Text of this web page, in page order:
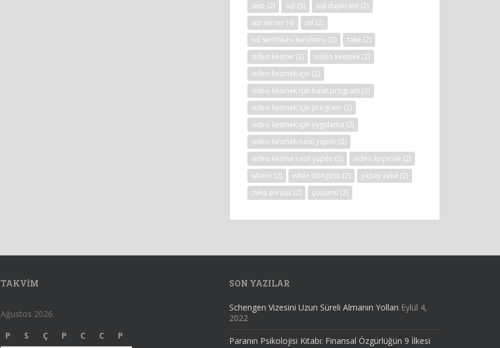
skip (2) sql (5) sql duplicate (2)
sql server (4) ssl (2)
ssl sertifikası kurulumu (2) take (2)
video kesme (2) video kesmek (2)
video kesmek için (2)
video kesmek için basit program (2)
video kesmek için program (2)
video kesmek için uygulama (2)
video kesmek nasıl yapılır (2)
video kesme nasıl yapılır (2) video kırpmak (2)
where (2) while döngüsü (2) yapay zeka (2)
zeka sorusu (2) çözümü (2)
TAKVIM
Ağustos 2026
P
S Ç P C C P
SON YAZILAR
Schengen Vizesini Uzun Süreli Almanın Yolları Eylül 4,
2022
Paranın Psikolojisi Kitabı: Finansal Özgürlüğün 9 İlkesi